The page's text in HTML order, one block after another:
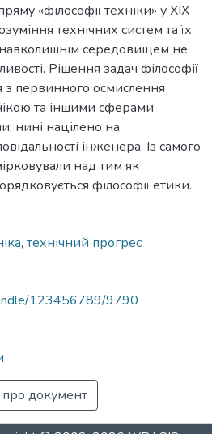
«філософії техніки» у ХІХ
технічних систем та їх
середовищем не
Рішення задач філософії
з первинного осмислення
та іншими сферами
нині націлено на
інженера. Із самого
над тим як
філософії етики.
, технічний прогрес
123456789/9790
документ